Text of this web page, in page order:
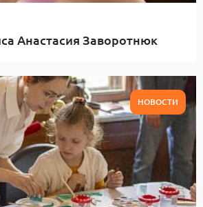
Анастасия Заворотнюк
НОВОСТИ